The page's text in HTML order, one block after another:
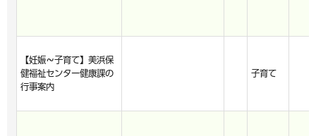
【妊娠～子育て】美浜保
健福祉センター健康課の
行事案内
子育て